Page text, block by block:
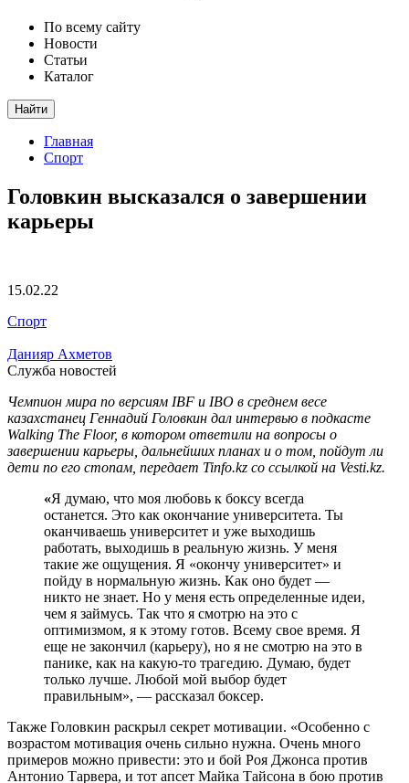
По всему сайту
Новости
Статьи
Каталог
Найти
Главная
Спорт
Головкин высказался о завершении
карьеры
15.02.22
Спорт
Данияр Ахметов
Служба новостей
Чемпион мира по версиям IBF и IBO в среднем весе
казахстанец Геннадий Головкин дал интервью в подкасте
Walking The Floor, в котором ответили на вопросы о
завершении карьеры, дальнейших планах и о том, пойдут ли
дети по его стопам, передает Tinfo.kz со ссылкой на Vesti.kz.
«Я думаю, что моя любовь к боксу всегда
останется. Это как окончание университета. Ты
оканчиваешь университет и уже выходишь
работать, выходишь в реальную жизнь. У меня
такие же ощущения. Я «окончу университет» и
пойду в нормальную жизнь. Как оно будет —
никто не знает. Но у меня есть определенные идеи,
чем я займусь. Так что я смотрю на это с
оптимизмом, я к этому готов. Всему свое время. Я
еще не закончил (карьеру), но я не смотрю на это в
панике, как на какую-то трагедию. Думаю, будет
только лучше. Любой мой выбор будет
правильным», — рассказал боксер.
Также Головкин раскрыл секрет мотивации. «Особенно с
возрастом мотивация очень сильно нужна. Очень много
примеров можно привести: это и бой Роя Джонса против
Антонио Тарвера, и тот апсет Майка Тайсона в бою против